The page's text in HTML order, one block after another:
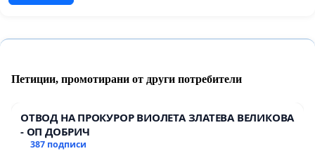
Петиции, промотирани от други потребители
ОТВОД НА ПРОКУРОР ВИОЛЕТА ЗЛАТЕВА ВЕЛИКОВА
- ОП ДОБРИЧ
387 подписи